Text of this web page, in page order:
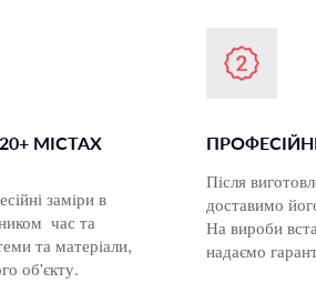
МІСТАХ
заміри в
час та
та матеріали,
об'єкту.
Після
доставимо
На вироби
надаємо